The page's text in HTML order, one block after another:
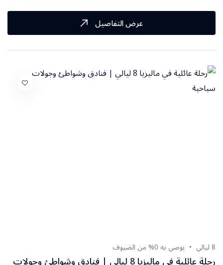
عرض التفاصيل
8 ليالي يوصي به 0% من الضيوف
رحلة عائلية في ماليزيا 8 ليالي | فنادق وشواطئ وجولات